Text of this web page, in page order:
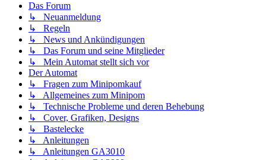
Das Forum
↳ Neuanmeldung
↳ Regeln
↳ News und Ankündigungen
↳ Das Forum und seine Mitglieder
↳ Mein Automat stellt sich vor
Der Automat
↳ Fragen zum Minipomkauf
↳ Allgemeines zum Minipom
↳ Technische Probleme und deren Behebung
↳ Cover, Grafiken, Designs
↳ Bastelecke
↳ Anleitungen
↳ Anleitungen GA3010